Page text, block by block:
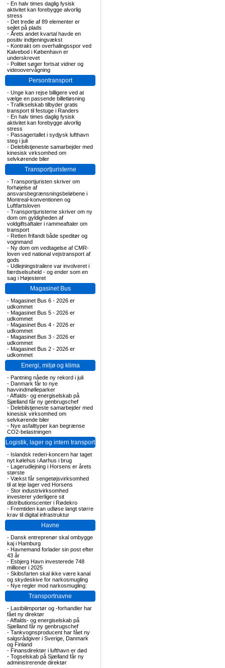
- En halv times daglig fysisk
aktivitet kan forebygge alvorlig
stress
- Det tredie af 89 elementer er
sejlet på plads
- Årets andet kvartal havde en
positiv indtjeningvækst
- Kontrakt om overhalingsspor ved
Kalvebod i København er
underskrevet
- Politiet søger fortsat vidner og
videoovervågning
Persontransport
- Unge kan rejse billigere ved at
vælge en passende billetløsning
- Trafikselskab tilbyder gratis
transport til festuge i Randers
- En halv times daglig fysisk
aktivitet kan forebygge alvorlig
stress
- Passagertallet i sydjysk lufthavn
steg i juli
- Delebilstjeneste samarbejder med
kinesisk virksomhed om
selvkørende biler
Transportjuristerne
- Transportjuristen skriver om
forhøjelse af
ansvarsbegrænsningsbeløbene i
Montreal-konventionen og
Luftfartsloven
- Transportjuristerne skriver om ny
dom om gyldigheden af
voldgiftsaftaler i rammeaftaler om
transport
- Retten frifandt både speditør og
vognmand
- Ny dom om vedtagelse af CMR-
loven ved national vejstransport af
gods
- Udlejningstrailere var involveret i
færdselsuheld - og ender som en
sag i Højesteret
Magasinet Bus
- Magasinet Bus 6 - 2026 er
udkommet
- Magasinet Bus 5 - 2026 er
udkommet
- Magasinet Bus 4 - 2026 er
udkommet
- Magasinet Bus 3 - 2026 er
udkommet
- Magasinet Bus 2 - 2026 er
udkommet
Energi, miljø og klima
- Pantning nåede ny rekord i juli
- Danmark får to nye
havvindmølleparker
-Affalds- og energiselskab på
Sjælland får ny genbrugschef
- Delebilstjeneste samarbejder med
kinesisk virksomhed om
selvkørende biler
- Nye asfalttyper kan begrænse
CO2-belastningen
Logistik, lager og intern transport
- Islandsk rederi-koncern har taget
nyt kølehus i Aarhus i brug
- Lagerudlejning i Horsens er årets
største
- Vækst får sengetøjsvirksomhed
til at leje lager ved Horsens
- Stor industrivirksomhed
investerer yderligere sit
distributionscenter i Rødekro
- Fremtiden kan udløse langt større
krav til digital infrastruktur
Havne
- Dansk entreprenør skal ombygge
kaj i Hamburg
- Havnemand forlader sin post efter
43 år
- Esbjerg Havn investerede 748
millioner i 2025
- Skibsfarten skal ikke være kanal
og skydeskive for narkosmugling
- Nye regler mod narkosmugling:
Transportnavne
- Lastbilimportør og -forhandler har
fået ny direktør
-Affalds- og energiselskab på
Sjælland får ny genbrugschef
- Tankvognsproducent har fået ny
salgsrådgiver i Sverige, Danmark
og Finland
- Finansdirektør i lufthavn er død
- Togselskab på Sjælland får ny
administrerende direktør